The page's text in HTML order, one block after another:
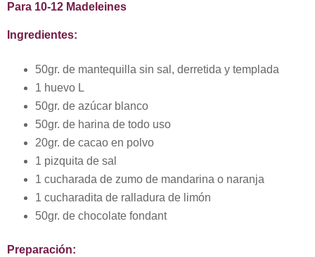
Para 10-12 Madeleines
Ingredientes:
50gr. de mantequilla sin sal, derretida y templada
1 huevo L
50gr. de azúcar blanco
50gr. de harina de todo uso
20gr. de cacao en polvo
1 pizquita de sal
1 cucharada de zumo de mandarina o naranja
1 cucharadita de ralladura de limón
50gr. de chocolate fondant
Preparación: